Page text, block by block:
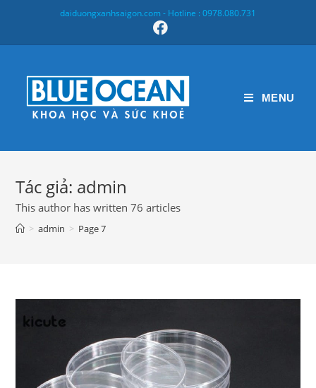
content
daiduongxanhsaigon.com - Hotline : 0978.080.731
MENU
Tác giả: admin
This author has written 76 articles
> admin > Page 7